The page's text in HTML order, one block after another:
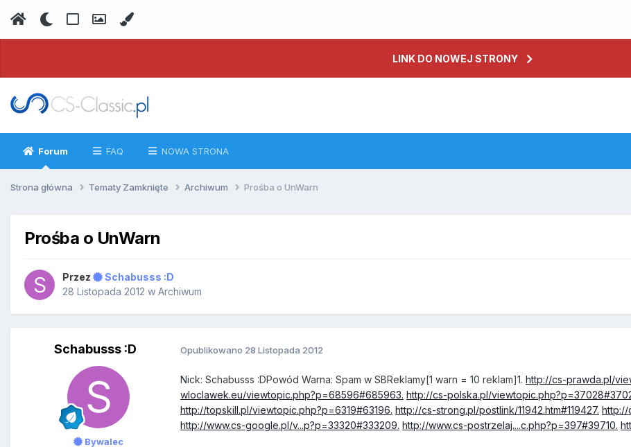
LINK DO NOWEJ STRONY
Forum FAQ NOWA STRONA
Strona główna Tematy Zamknięte Archiwum Prośba o UnWarn
Prośba o UnWarn
Przez
Schabusss :D
28 Listopada 2012 w Archiwum
Schabusss :D
Bywalec
Opublikowano 28 Listopada 2012
Nick: Schabusss :DPowód Warna: Spam w SBReklamy[1 warn = 10 reklam]1. http://cs-prawda.pl/
wloclawek.eu/viewtopic.php?p=68596#685963. http://cs-polska.pl/
http://topskill.pl/viewtopic.php?p=6319#63196. http://cs-strong.pl/postlink/11942.htm#119427. http://
http://www.cs-google.pl/v...p?p=33320#333209. http://www.cs-postrzelaj....c.php?p=397#39710.